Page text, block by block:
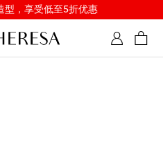
型，享受低至5折优惠